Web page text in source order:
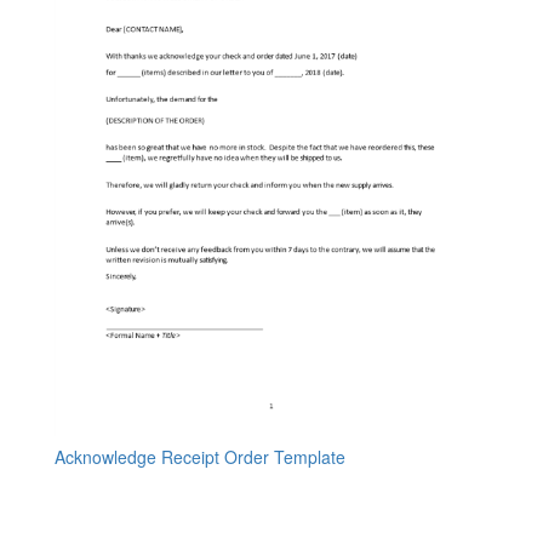
Acknowledge Receipt Order Template